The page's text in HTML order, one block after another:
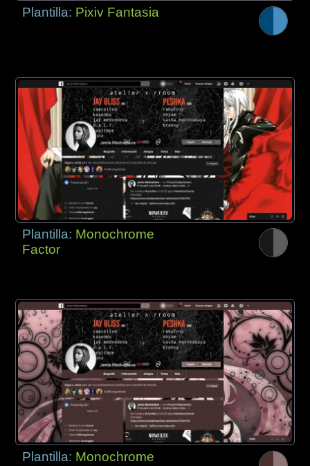
Plantilla: Pixiv Fantasia
Plantilla: Monochrome
Factor
Plantilla: Monochrome